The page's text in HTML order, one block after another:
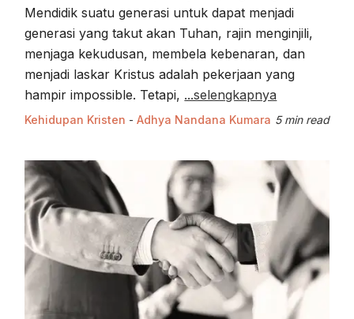
Mendidik suatu generasi untuk dapat menjadi
generasi yang takut akan Tuhan, rajin menginjili,
menjaga kekudusan, membela kebenaran, dan
menjadi laskar Kristus adalah pekerjaan yang
hampir impossible. Tetapi, ...selengkapnya
Kehidupan Kristen -Adhya Nandana Kumara 5 min read